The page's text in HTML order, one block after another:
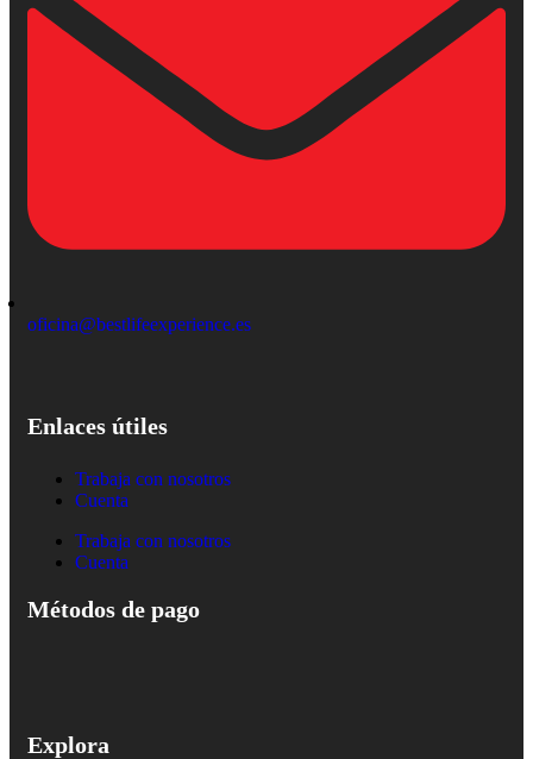
oficina@bestlifeexperience.es
Enlaces útiles
Trabaja con nosotros
Cuenta
Trabaja con nosotros
Cuenta
Métodos de pago
Explora